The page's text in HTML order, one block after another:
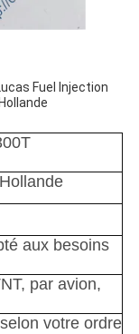
Fuel Injection
aux besoins
par avion,
votre ordre